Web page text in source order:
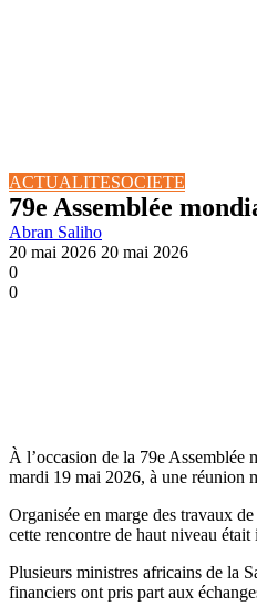
ACTUALITESOCIETE
79e Assemblée
Abran Saliho
20 mai 2026 20 mai 2026
0
0
À l’occasion de la 79e
mardi 19 mai 2026, à une réunion
Organisée en marge des travaux
cette rencontre de haut niveau
Plusieurs ministres africains de la
financiers ont pris part aux